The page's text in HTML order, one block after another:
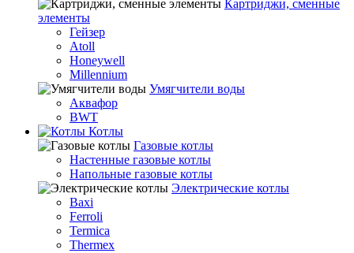
Картриджи, сменные
элементы
Гейзер
Atoll
Honeywell
Millennium
Умягчители воды
Аквафор
BWT
Котлы
Гaзовые котлы
Настенные газовые котлы
Напольные газовые котлы
Электрические котлы
Baxi
Ferroli
Termica
Thermex